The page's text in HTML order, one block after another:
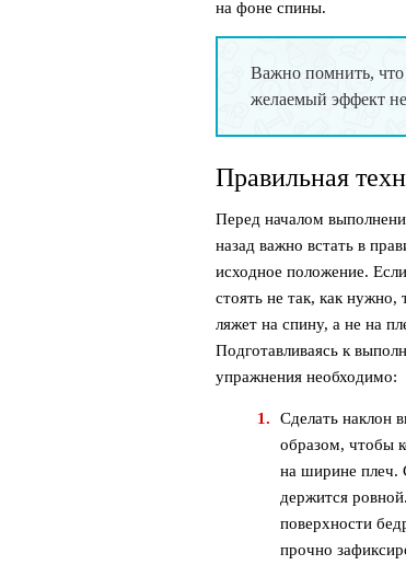
на фоне спины.
Важно помнить, что
желаемый эффект не
Правильная
Перед началом
назад важно встать в
исходное положение.
стоять не так, как нужно,
ляжет на спину, а не на
Подготавливаясь к
упражнения необходимо:
Сделать наклон
образом, чтобы
на ширине плеч.
держится
поверхности
прочно